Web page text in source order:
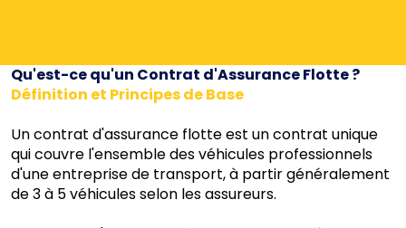
Qu'est-ce qu'un Contrat d'Assurance Flotte ?
Définition et Principes de Base
Un contrat d'assurance flotte est un contrat unique
qui couvre l'ensemble des véhicules professionnels
d'une entreprise de transport, à partir généralement
de 3 à 5 véhicules selon les assureurs.